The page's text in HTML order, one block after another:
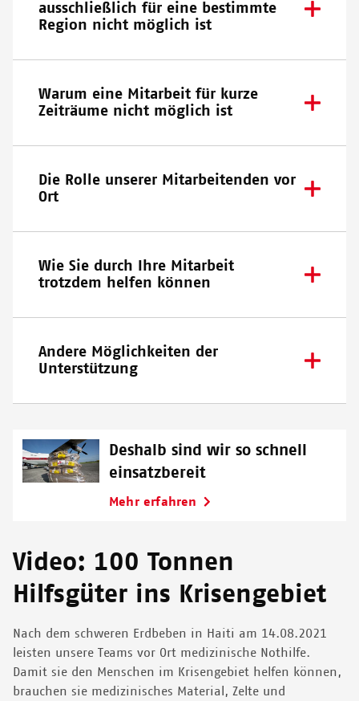
ausschließlich für eine bestimmte
Region nicht möglich ist
Warum eine Mitarbeit für kurze
Zeiträume nicht möglich ist
Die Rolle unserer Mitarbeitenden vor
Ort
Wie Sie durch Ihre Mitarbeit
trotzdem helfen können
Andere Möglichkeiten der
Unterstützung
Deshalb sind wir so schnell
einsatzbereit
Mehr erfahren
Video: 100 Tonnen
Hilfsgüter ins Krisengebiet
Nach dem schweren Erdbeben in Haiti am 14.08.2021
leisten unsere Teams vor Ort medizinische Nothilfe.
Damit sie den Menschen im Krisengebiet helfen können,
brauchen sie medizinisches Material, Zelte und